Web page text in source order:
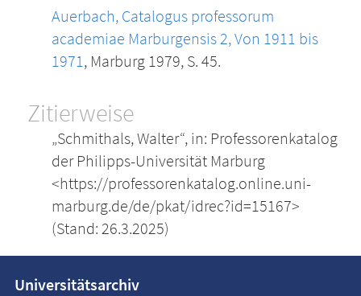
Auerbach, Catalogus professorum
academiae Marburgensis 2, Von 1911 bis
1971, Marburg 1979, S. 45.
Zitierweise
„Schmithals, Walter“, in: Professorenkatalog
der Philipps-Universität Marburg
<https://professorenkatalog.online.uni-
marburg.de/de/pkat/idrec?id=15167>
(Stand: 26.3.2025)
Kontakt
Universitätsarchiv